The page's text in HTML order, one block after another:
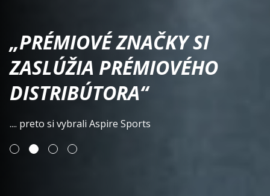
„PRÉMIOVÉ ZNAČKY SI
ZASLÚŽIA PRÉMIOVÉHO
DISTRIBÚTORA“
.... preto si vybrali Aspire Sports